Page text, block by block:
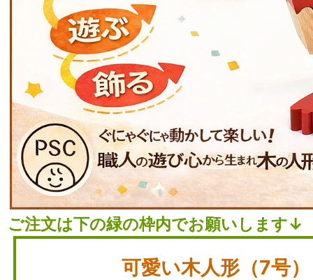
ご注文は下の緑の枠内でお願いします↓
可愛い木人形（7号）